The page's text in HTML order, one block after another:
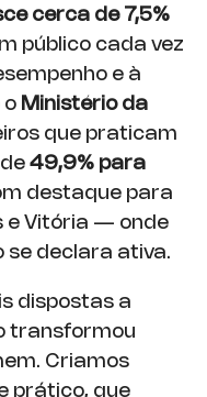
cerca de 7,5%
público cada vez
e à
o Ministério da
que praticam
49,9% para
destaque para
e Vitória — onde
se declara ativa.
dispostas a
transformou
Criamos
prático, que